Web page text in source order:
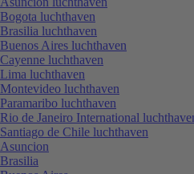
Bogota luchthaven
Brasilia luchthaven
Buenos Aires luchthaven
Cayenne luchthaven
Lima luchthaven
Montevideo luchthaven
Paramaribo luchthaven
Rio de Janeiro International
Santiago de Chile luchthaven
Asuncion
Brasilia